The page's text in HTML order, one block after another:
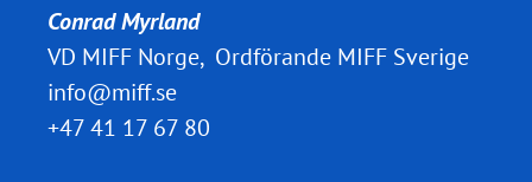
Conrad Myrland
VD MIFF Norge, Ordförande MIFF Sverige
info@miff.se
+47 41 17 67 80